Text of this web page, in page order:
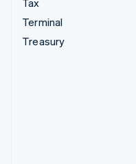
Terminal
Treasury